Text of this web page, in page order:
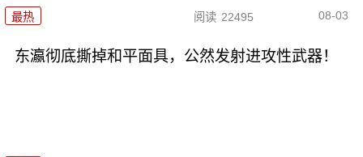
最热 阅读 22495 08-03
东瀛彻底撕掉和平面具，公然发射进攻性武器！